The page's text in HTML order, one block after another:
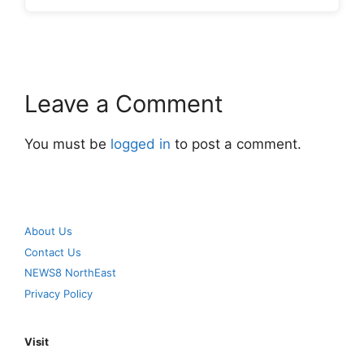
Leave a Comment
You must be logged in to post a comment.
About Us
Contact Us
NEWS8 NorthEast
Privacy Policy
Visit